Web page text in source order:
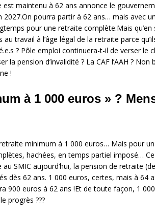
est maintenu à 62 ans annonce le
2027.On pourra partir à 62 ans… mais avec
pour une retraite complète.Mais qu’en
travail à l’âge légal de la retraite parce
? Pôle emploi continuera-t-il de verser le
la pension d’invalidité ? La CAF l’AAH ? Non
!
à 1 000 euros » ?
minimum à 1 000 euros… Mais pour
hachées, en temps partiel imposé…
SMIC aujourd’hui, la pension de retraite
dès 62 ans. 1 000 euros, certes, mais à 64
900 euros à 62 ans !Et de toute façon, 1
progrès ???